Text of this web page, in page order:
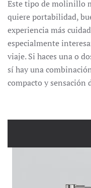
Este tipo de molinillo
quiere portabilidad,
experiencia más
especialmente
viaje. Si haces una o
sí hay una
compacto y sensación